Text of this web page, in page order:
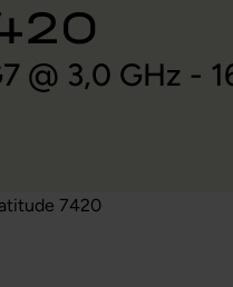
@ 3,0 GHz -